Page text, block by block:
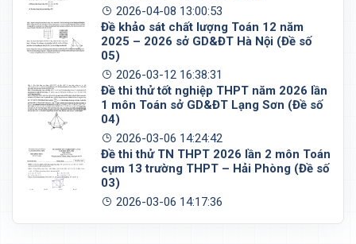
2026-04-08 13:00:53
Đề khảo sát chất lượng Toán 12 năm
2025 – 2026 sở GD&ĐT Hà Nội (Đề số
05)
2026-03-12 16:38:31
Đề thi thử tốt nghiệp THPT năm 2026 lần
1 môn Toán sở GD&ĐT Lạng Sơn (Đề số
04)
2026-03-06 14:24:42
Đề thi thử TN THPT 2026 lần 2 môn Toán
cụm 13 trường THPT – Hải Phòng (Đề số
03)
2026-03-06 14:17:36